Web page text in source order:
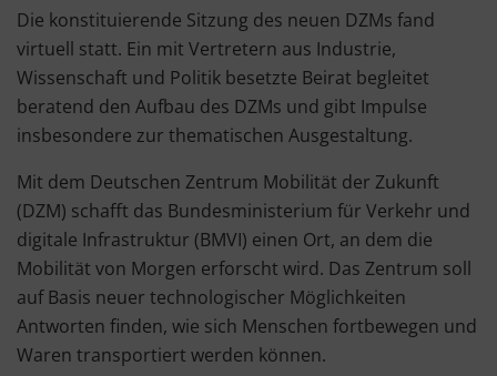
Die konstituierende Sitzung des neuen DZMs fand
virtuell statt. Ein mit Vertretern aus Industrie,
Wissenschaft und Politik besetzte Beirat begleitet
beratend den Aufbau des DZMs und gibt Impulse
insbesondere zur thematischen Ausgestaltung.
Mit dem Deutschen Zentrum Mobilität der Zukunft
(DZM) schafft das Bundesministerium für Verkehr und
digitale Infrastruktur (BMVI) einen Ort, an dem die
Mobilität von Morgen erforscht wird. Das Zentrum soll
auf Basis neuer technologischer Möglichkeiten
Antworten finden, wie sich Menschen fortbewegen und
Waren transportiert werden können.